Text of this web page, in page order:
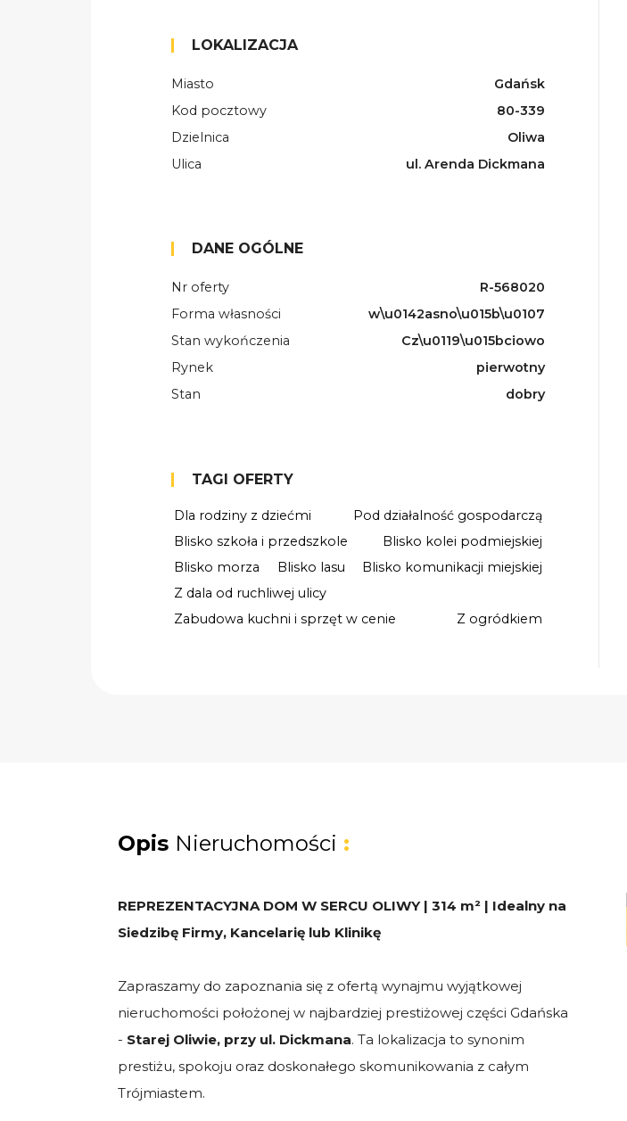
LOKALIZACJA
Miasto
Gdańsk
Kod pocztowy
80-339
Dzielnica
Oliwa
Ulica
ul. Arenda Dickmana
DANE OGÓLNE
Nr oferty
R-568020
Forma własności
w\u0142asno\u015b\u0107
Stan wykończenia
Cz\u0119\u015bciowo
Rynek
pierwotny
Stan
dobry
TAGI OFERTY
Dla rodziny z dziećmi
Pod działalność gospodarczą
Blisko szkoła i przedszkole
Blisko kolei podmiejskiej
Blisko morza
Blisko lasu
Blisko komunikacji miejskiej
Z dala od ruchliwej ulicy
Zabudowa kuchni i sprzęt w cenie
Z ogródkiem
Opis Nieruchomości :
REPREZENTACYJNA DOM W SERCU OLIWY | 314 m² | Idealny na
Siedzibę Firmy, Kancelarię lub Klinikę
Zapraszamy do zapoznania się z ofertą wynajmu wyjątkowej
nieruchomości położonej w najbardziej prestiżowej części Gdańska
- Starej Oliwie, przy ul. Dickmana. Ta lokalizacja to synonim
prestiżu, spokoju oraz doskonałego skomunikowania z całym
Trójmiastem.